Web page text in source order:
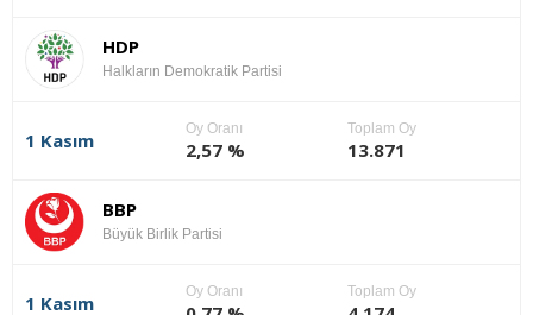
HDP
Halkların Demokratik Partisi
1 Kasım
Oy Oranı
2,57 %
Toplam Oy
13.871
BBP
Büyük Birlik Partisi
1 Kasım
Oy Oranı Toplam Oy